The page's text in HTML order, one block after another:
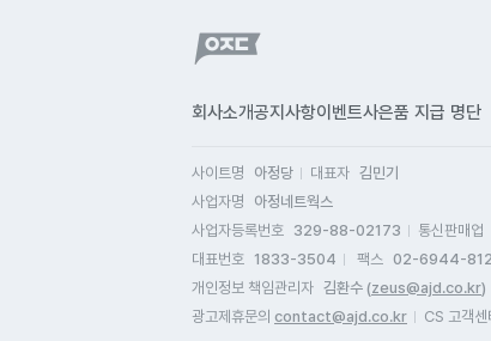
회사소개공지사항이벤트사은품 지급 명단
사이트명 아정당 대표자 김민기
사업자명
아정네트웍스
사업자등록번호 329-88-02173 통신판매업
대표번호 1833-3504 팩스 02-6944-
개인정보 책임관리자 김환수 (zeus@ajd.co.kr)
광고제휴문의 contact@ajd.co.kr CS 고객센